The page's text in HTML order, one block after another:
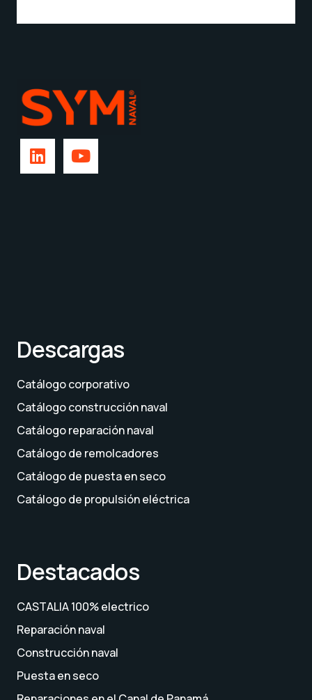
Descargas
Catálogo corporativo
Catálogo construcción naval
Catálogo reparación naval
Catálogo de remolcadores
Catálogo de puesta en seco
Catálogo de propulsión eléctrica
Destacados
CASTALIA 100% electrico
Reparación naval
Construcción naval
Puesta en seco